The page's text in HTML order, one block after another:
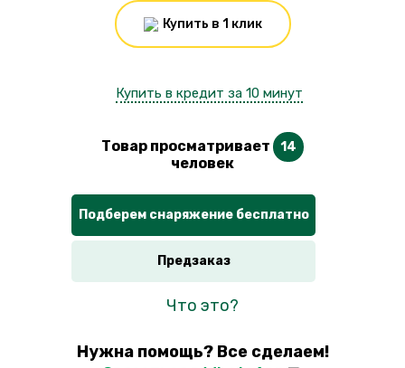
Купить в 1 клик
Купить в кредит за 10 минут
Товар просматривает 14
человек
Подберем снаряжение бесплатно
Предзаказ
Что это?
Нужна помощь? Все сделаем!